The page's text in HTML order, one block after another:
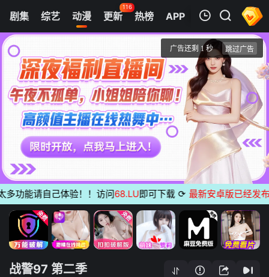
剧集 综艺 动漫 更新
116
热榜 APP
5
X战警97 第二季
清空
请自己体验！！访问 68.LU即可下载 ⟳ 最新安卓版已经发布无
战警97 第二季